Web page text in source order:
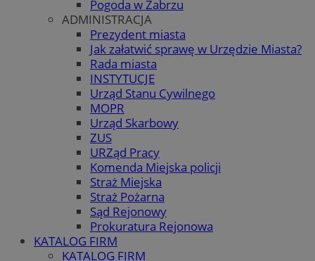
Pogoda w Zabrzu
ADMINISTRACJA
Prezydent miasta
Jak załatwić sprawę w Urzędzie Miasta?
Rada miasta
INSTYTUCJE
Urząd Stanu Cywilnego
MOPR
Urząd Skarbowy
ZUS
URZąd Pracy
Komenda Miejska policji
Straż Miejska
Straż Pożarna
Sąd Rejonowy
Prokuratura Rejonowa
KATALOG FIRM
KATALOG FIRM